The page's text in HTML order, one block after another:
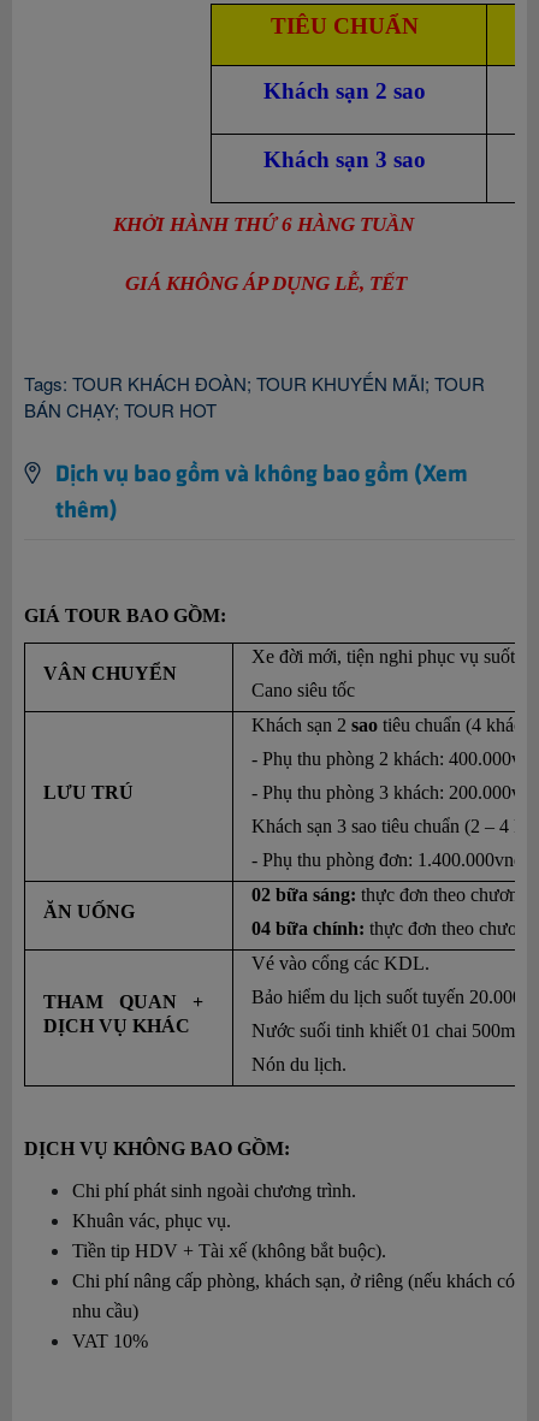
TIÊU CHUẨN
Khách sạn 2 sao
Khách sạn 3 sao
KHỞI HÀNH THỨ 6 HÀNG TUẦN
GIÁ KHÔNG ÁP DỤNG LỄ, TẾT
Tags: TOUR KHÁCH ĐOÀN; TOUR KHUYẾN MÃI; TOUR
BÁN CHẠY; TOUR HOT
Dịch vụ bao gồm và không bao gồm (Xem
thêm)
GIÁ TOUR BAO GỒM:
VÂN CHUYỂN
Xe đời mới, tiện nghi phục vụ suốt
Cano siêu tốc
LƯU TRÚ
Khách sạn 2 sao tiêu chuẩn (4
- Phụ thu phòng 2 khách:
- Phụ thu phòng 3 khách:
Khách sạn 3 sao tiêu chuẩn (2 – 4
- Phụ thu phòng đơn: 1.400.000vnd/
ĂN UỐNG
02 bữa sáng: thực đơn theo chương
04 bữa chính: thực đơn theo
THAM QUAN +
DỊCH VỤ KHÁC
Vé vào cổng các KDL.
Bảo hiểm du lịch suốt tuyến
Nước suối tinh khiết 01 chai 500ml
Nón du lịch.
DỊCH VỤ KHÔNG BAO GỒM:
Chi phí phát sinh ngoài chương trình.
Khuân vác, phục vụ.
Tiền tip HDV + Tài xế (không bắt buộc).
Chi phí nâng cấp phòng, khách sạn, ở riêng (nếu khách có
nhu cầu)
VAT 10%